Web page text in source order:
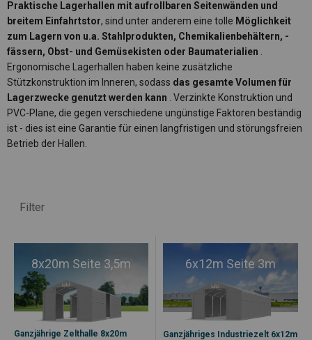
Praktische Lagerhallen mit aufrollbaren Seitenwänden und
breitem Einfahrtstor, sind unter anderem eine tolle Möglichkeit
zum Lagern von u.a. Stahlprodukten, Chemikalienbehältern, -
fässern, Obst- und Gemüsekisten oder Baumaterialien
Ergonomische Lagerhallen haben keine zusätzliche
Stützkonstruktion im Inneren, sodass das gesamte Volumen für
Lagerzwecke genutzt werden kann
. Verzinkte Konstruktion und
PVC-Plane, die gegen verschiedene ungünstige Faktoren beständig
ist - dies ist eine Garantie für einen langfristigen und störungsfreien
Betrieb der Hallen.
Filter
8x20m Seite 3,5m
Ganzjährige Zelthalle 8x20m
6x12m Seite 3m
Ganzjähriges Industriezelt 6x12m